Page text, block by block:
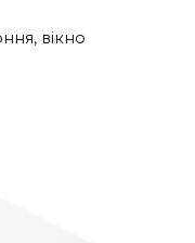
вікно